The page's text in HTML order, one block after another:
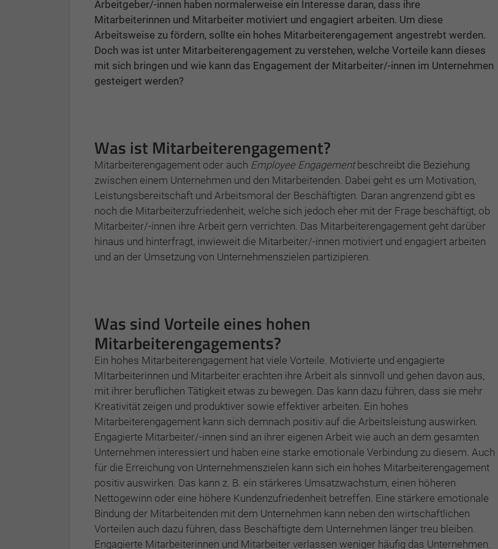
Arbeitgeber/-innen haben normalerweise ein Interesse daran, dass ihre
Mitarbeiterinnen und Mitarbeiter motiviert und engagiert arbeiten. Um diese
Arbeitsweise zu fördern, sollte ein hohes Mitarbeiterengagement angestrebt werden.
Doch was ist unter Mitarbeiterengagement zu verstehen, welche Vorteile kann dieses
mit sich bringen und wie kann das Engagement der Mitarbeiter/-innen im Unternehmen
gesteigert werden?
Was ist Mitarbeiterengagement?
Mitarbeiterengagement oder auch Employee Engagementbeschreibt die Beziehung
zwischen einem Unternehmen und den Mitarbeitenden. Dabei geht es um Motivation,
Leistungsbereitschaft und Arbeitsmoral der Beschäftigten. Daran angrenzend gibt es
noch die Mitarbeiterzufriedenheit, welche sich jedoch eher mit der Frage beschäftigt, ob
Mitarbeiter/-innen ihre Arbeit gern verrichten. Das Mitarbeiterengagement geht darüber
hinaus und hinterfragt, inwieweit die Mitarbeiter/-innen motiviert und engagiert arbeiten
und an der Umsetzung von Unternehmenszielen partizipieren.
Was sind Vorteile eines hohen
Mitarbeiterengagements?
Ein hohes Mitarbeiterengagement hat viele Vorteile. Motivierte und engagierte
MItarbeiterinnen und Mitarbeiter erachten ihre Arbeit als sinnvoll und gehen davon aus,
mit ihrer beruflichen Tätigkeit etwas zu bewegen. Das kann dazu führen, dass sie mehr
Kreativität zeigen und produktiver sowie effektiver arbeiten. Ein hohes
Mitarbeiterengagement kann sich demnach positiv auf die Arbeitsleistung auswirken.
Engagierte Mitarbeiter/-innen sind an ihrer eigenen Arbeit wie auch an dem gesamten
Unternehmen interessiert und haben eine starke emotionale Verbindung zu diesem. Auch
für die Erreichung von Unternehmenszielen kann sich ein hohes Mitarbeiterengagement
positiv auswirken. Das kann z. B. ein stärkeres Umsatzwachstum, einen höheren
Nettogewinn oder eine höhere Kundenzufriedenheit betreffen. Eine stärkere emotionale
Bindung der Mitarbeitenden mit dem Unternehmen kann neben den wirtschaftlichen
Vorteilen auch dazu führen, dass Beschäftigte dem Unternehmen länger treu bleiben.
Engagierte Mitarbeiterinnen und Mitarbeiter verlassen weniger häufig das Unternehmen.